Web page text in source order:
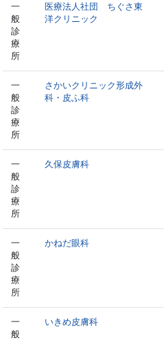
一
般
診
療
所
医療法人社団 ちぐさ東
洋クリニック
一
般
診
療
所
さかいクリニック形成外
科・皮ふ科
一
般
診
療
所
久保皮膚科
一
般
診
療
所
かねだ眼科
一
般
いきめ皮膚科